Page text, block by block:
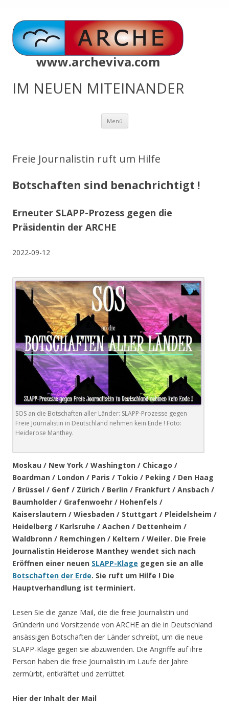
www.archeviva.com
IM NEUEN MITEINANDER
Menü Zum
springen
Freie Journalistin ruft um Hilfe
Botschaften sind benachrichtigt !
Erneuter SLAPP-Prozess gegen die
Präsidentin der ARCHE
2022-09-12
SOS an die Botschaften aller Länder: SLAPP-Prozesse gegen
Freie Journalistin in Deutschland nehmen kein Ende ! Foto:
Heiderose Manthey.
Moskau / New York / Washington / Chicago /
Boardman / London / Paris / Tokio / Peking / Den Haag
/ Brüssel / Genf / Zürich / Berlin / Frankfurt / Ansbach /
Baumholder / Grafenwoehr / Hohenfels /
Kaiserslautern / Wiesbaden / Stuttgart / Pleidelsheim /
Heidelberg / Karlsruhe / Aachen / Dettenheim /
Waldbronn / Remchingen / Keltern / Weiler. Die Freie
Journalistin Heiderose Manthey wendet sich nach
Eröffnen einer neuen SLAPP-Klage gegen sie an alle
Botschaften der Erde. Sie ruft um Hilfe ! Die
Hauptverhandlung ist terminiert.
Lesen Sie die ganze Mail, die die freie Journalistin und
Gründerin und Vorsitzende von ARCHE an die in Deutschland
ansässigen Botschaften der Länder schreibt, um die neue
SLAPP-Klage gegen sie abzuwenden. Die Angriffe auf ihre
Person haben die freie Journalistin im Laufe der Jahre
zermürbt, entkräftet und zerrüttet.
Hier der Inhalt der Mail